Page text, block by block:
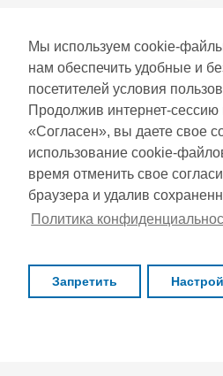
Мы используем cookie-
нам обеспечить удобные и
посетителей условия
Продолжив интернет-сессию
«Согласен», вы даете свое
использование cookie-
время отменить свое
браузера и удалив
Политика
Запретить